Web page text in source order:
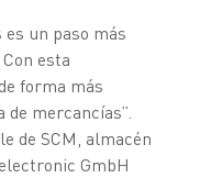
un paso más
esta
forma más
de mercancías”.
de SCM, almacén
GmbH